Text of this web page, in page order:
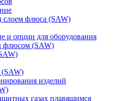
слоем флюса (SAW)
и опции для оборудования
флюсом (SAW)
(SAW)
изделий
газах плавящимся